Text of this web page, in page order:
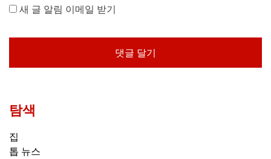
새 글 알림 이메일 받기
탐색
집
톱 뉴스